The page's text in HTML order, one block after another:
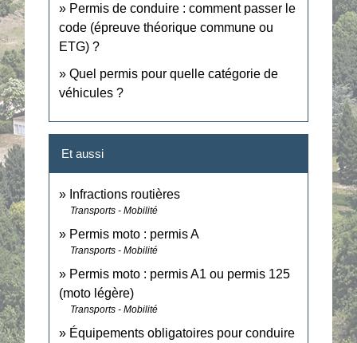
Permis de conduire : comment passer le
code (épreuve théorique commune ou
ETG) ?
Quel permis pour quelle catégorie de
véhicules ?
Et aussi
Infractions routières
Transports - Mobilité
Permis moto : permis A
Transports - Mobilité
Permis moto : permis A1 ou permis 125
(moto légère)
Transports - Mobilité
Équipements obligatoires pour conduire